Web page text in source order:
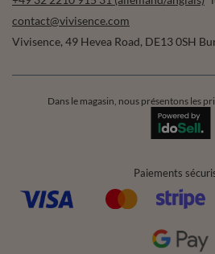
contact@vivisence.com
Vivisence, 49 Hevea Road, DE13 0SH
Dans le magasin, nous présentons les
Paiements